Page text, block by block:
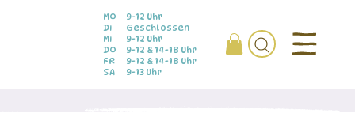
MO
DI
MI
DO
FR
SA
9-12 Uhr
Geschlossen
9-12 Uhr
9-12 & 14-18 Uhr
9-12 & 14-18 Uhr
9-13 Uhr